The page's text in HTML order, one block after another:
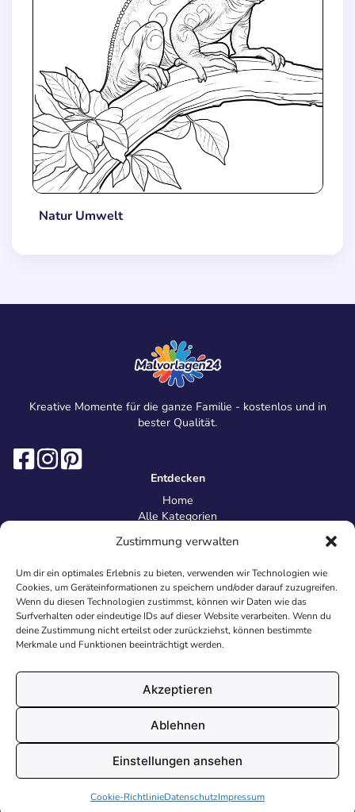
Zustimmung verwalten
Um dir ein optimales Erlebnis zu bieten, verwenden wir Technologien wie
Cookies, um Geräteinformationen zu speichern und/oder darauf zuzugreifen.
Wenn du diesen Technologien zustimmst, können wir Daten wie das
Surfverhalten oder eindeutige IDs auf dieser Website verarbeiten. Wenn du
deine Zustimmung nicht erteilst oder zurückziehst, können bestimmte
Merkmale und Funktionen beeinträchtigt werden.
Akzeptieren
Ablehnen
Einstellungen ansehen
Cookie-RichtlinieDatenschutzImpressum
Natur Umwelt
Kreative Momente für die ganze Familie - kostenlos und in
bester Qualität.
Entdecken
Home
Alle Kategorien
Information
Über uns
Kontakt
Inhaltsrichtlinien
Recht & Datenschutz
Impressum
AGB
Cookies
© 2026 Malvorlagen24.de - Alle Rechte vorbehalten. Made with
in Deutschland.